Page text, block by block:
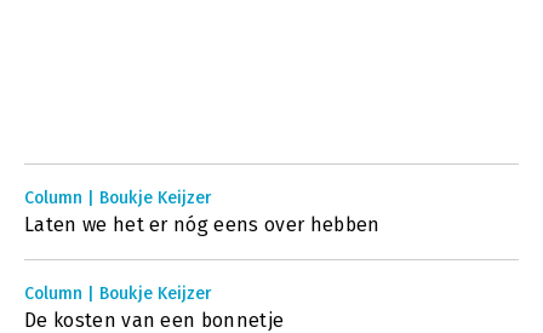
Column | Boukje Keijzer
Laten we het er nóg eens over hebben
Column | Boukje Keijzer
De kosten van een bonnetje